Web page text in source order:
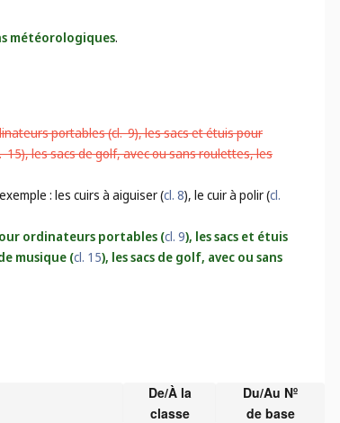
météorologiques.
portables (cl. 9), les sacs et étuis pour
15), les sacs de golf, avec ou sans roulettes, les
: les cuirs à aiguiser (cl. 8), le cuir à polir (cl.
ordinateurs portables (cl. 9), les sacs et étuis
musique (cl. 15), les sacs de golf, avec ou sans
De/À la
classe
Du/Au Nº
de base